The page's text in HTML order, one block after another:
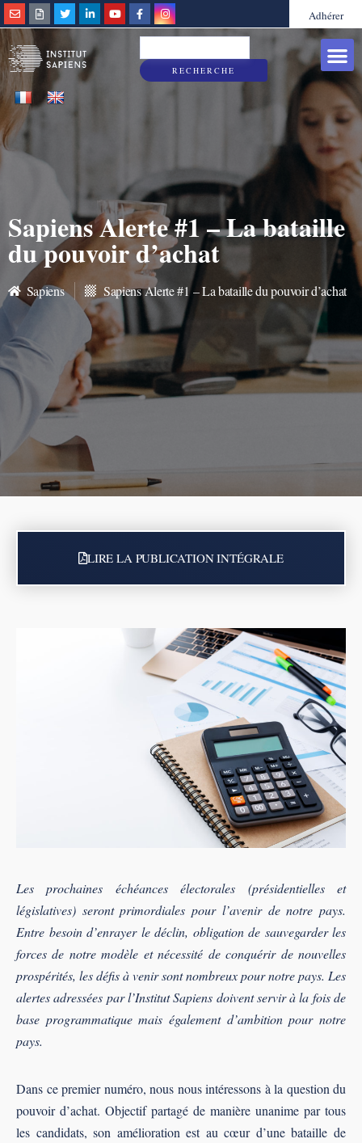
Adhérer
RECHERCHE
Sapiens Alerte #1 – La bataille
du pouvoir d’achat
Sapiens Sapiens Alerte #1 – La bataille du pouvoir d’achat
LIRE LA PUBLICATION INTÉGRALE
Les prochaines échéances électorales (présidentielles et
législatives) seront primordiales pour l’avenir de notre pays.
Entre besoin d’enrayer le déclin, obligation de sauvegarder les
forces de notre modèle et nécessité de conquérir de nouvelles
prospérités, les défis à venir sont nombreux pour notre pays. Les
alertes adressées par l’Institut Sapiens doivent servir à la fois de
base programmatique mais également d’ambition pour notre
pays.
Dans ce premier numéro, nous nous intéressons à la question du
pouvoir d’achat. Objectif partagé de manière unanime par tous
les candidats, son amélioration est au cœur d’une bataille de